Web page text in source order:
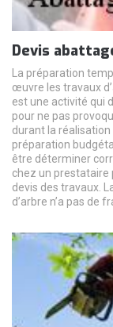
Devis
La préparation
œuvre les travaux
est une activité qui
pour ne pas
durant la
préparation
être déterminer
chez un
devis des travaux.
d’arbre n’a pas de